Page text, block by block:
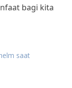
bagi kita
saat